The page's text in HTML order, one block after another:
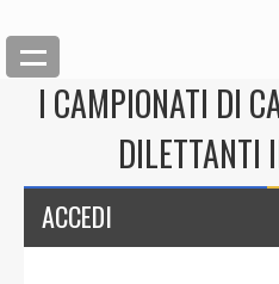
I CAMPIONATI DI
DILETTANTI
ACCEDI